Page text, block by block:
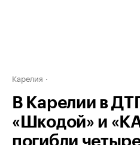
Карелия
В Карелии в
«Шкодой» и
погибли